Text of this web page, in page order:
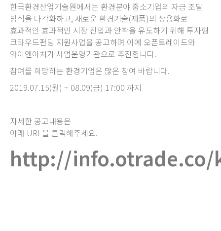
한국환경산업기술원에서는 환경분야 중소기업의 자금 조달
방식을 다각화하고, 새로운 환경기술(제품)의 상용화로
효과적인 효과적인 시장 진입과 안착을 유도하기 위해 투자형
크라우드펀딩 지원사업을 공고하며 이에 오픈트레이드와
와이앤아처가 사업운영기관으로 추진합니다.
참여를 희망하는 환경기업은 많은 참여 바랍니다.
2019.07.15(월) ~ 08.09(금) 17:00 까지
자세한 공고내용은
아래 URL을 클릭해주세요.
http://